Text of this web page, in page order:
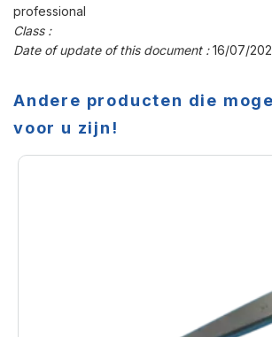
professional
Class :
Date of update of this document :16/07/
Andere producten die
voor u zijn!